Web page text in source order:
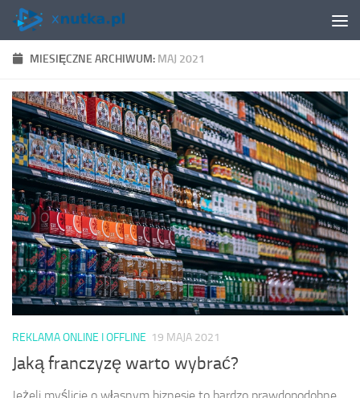
Skip to content
MIESIĘCZNE ARCHIWUM: MAJ 2021
REKLAMA ONLINE I OFFLINE 19 MAJA 2021
Jaką franczyzę warto wybrać?